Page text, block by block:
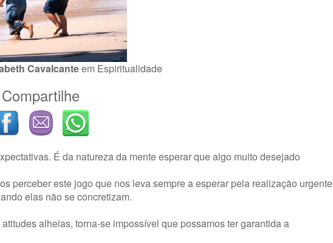
Cavalcanteem Espiritualidade
Compartilhe
É da natureza da mente esperar que algo muito desejado
perceber este jogo que nos leva sempre a esperar pela realização urgente
elas não se concretizam.
alheias, torna-se impossível que possamos ter garantida a